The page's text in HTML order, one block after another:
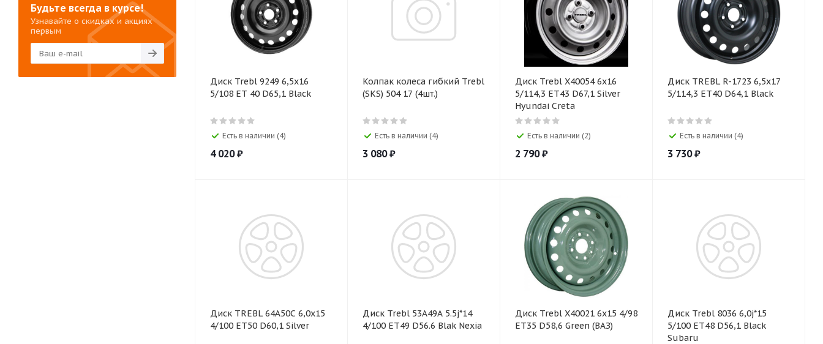
Диск Trebl 9249 6,5х16
5/108 ET 40 D65,1 Black
Есть в наличии (4)
4 020₽
Колпак колеса гибкий Trebl
(SKS) 504 17 (4шт.)
Есть в наличии (4)
3 080₽
Диск Trebl Х40054 6х16
5/114,3 ЕТ43 D67,1 Silver
Hyundai Creta
Есть в наличии (2)
2 790₽
Диск TREBL R-1723 6,5х17
5/114,3 ET40 D64,1 Black
Есть в наличии (4)
3 730₽
Диск TREBL 64A50C 6,0х15
4/100 ET50 D60,1 Silver
Диск Trebl 53A49A 5.5j*14
4/100 ET49 D56.6 Blak Nexia
Диск Trebl Х40021 6х15 4/98
ЕТ35 D58,6 Green (ВАЗ)
Диск Trebl 8036 6,0j*15
5/100 ET48 D56,1 Black
Subaru
Будьте всегда в курсе!
Узнавайте о скидках и акциях
первым